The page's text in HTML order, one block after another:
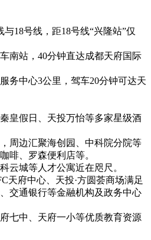
18号线，距18号线“兴隆站”仅
南站，40分钟直达成都天府国际
务中心3公里，驾车20分钟可达天
皇假日、天投万怡等多家星级酒
周边汇聚海创园、中科院分院等
啡、罗森便利店等。
云城等人才公寓近在咫尺。
天府中心、天投·方圆荟商场满足
交通银行等金融机构及政务中心
七中、天府一小等优质教育资源